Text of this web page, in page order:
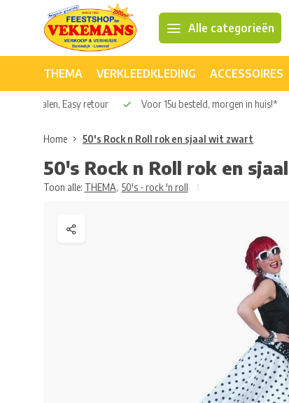
Alle categorieën
THEMA VERKLEEDKLEDING ACCESSOIRES
Veilig betalen, Easy retour Voor 15u besteld, morgen in huis!*
Home 50's Rock n Roll rok en sjaal wit zwart
50's Rock n Roll rok en
Toon alle: THEMA, 50's - rock 'n roll